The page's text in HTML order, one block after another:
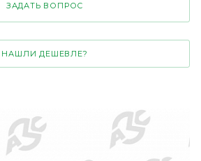
ЗАДАТЬ ВОПРОС
НАШЛИ ДЕШЕВЛЕ?